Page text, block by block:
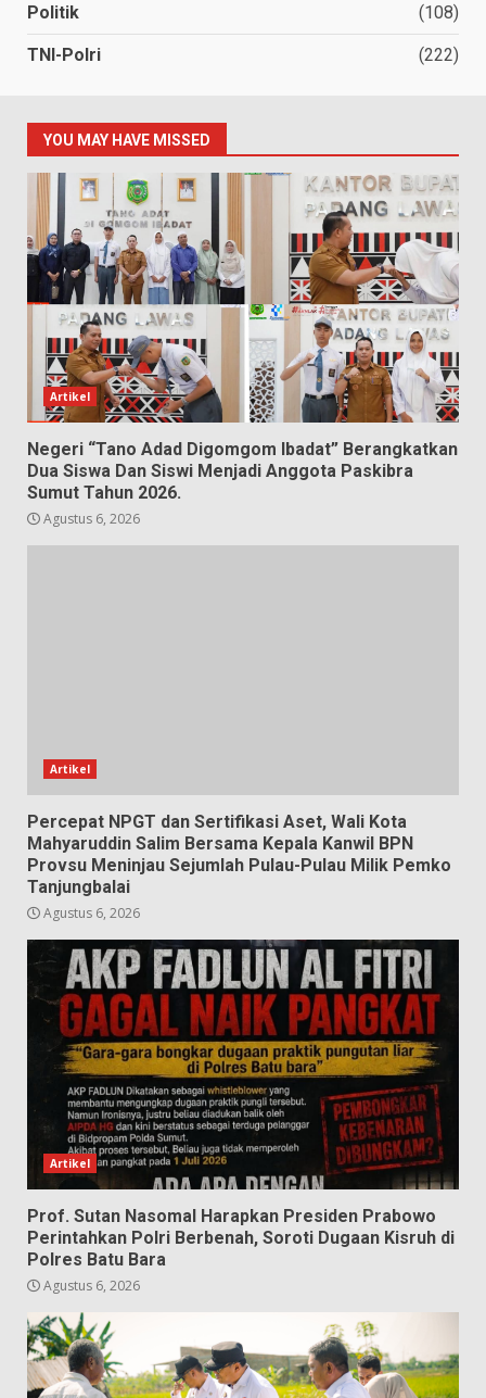
Politik (108)
TNI-Polri (222)
YOU MAY HAVE MISSED
Artikel
Negeri “Tano Adad Digomgom Ibadat” Berangkatkan
Dua Siswa Dan Siswi Menjadi Anggota Paskibra
Sumut Tahun 2026.
Agustus 6, 2026
Artikel
Percepat NPGT dan Sertifikasi Aset, Wali Kota
Mahyaruddin Salim Bersama Kepala Kanwil BPN
Provsu Meninjau Sejumlah Pulau-Pulau Milik Pemko
Tanjungbalai
Agustus 6, 2026
Artikel
Prof. Sutan Nasomal Harapkan Presiden Prabowo
Perintahkan Polri Berbenah, Soroti Dugaan Kisruh di
Polres Batu Bara
Agustus 6, 2026